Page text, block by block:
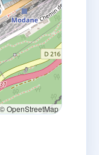
© OpenStreetMap